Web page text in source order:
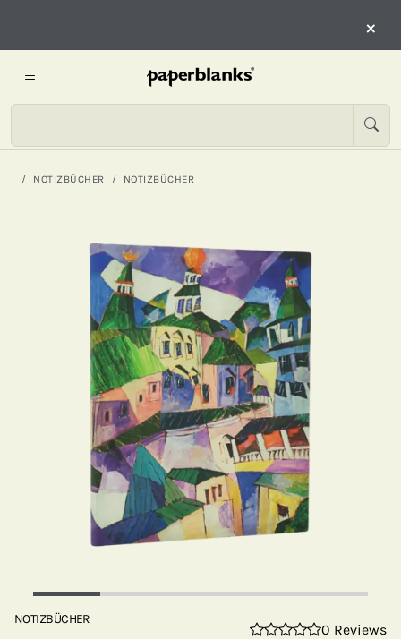
×
NOTIZBÜCHER NOTIZBÜCHER
NOTIZBÜCHER
0 Reviews